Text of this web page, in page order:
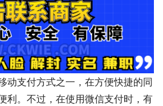
动支付方式之一，在方便快捷的同
利。不过，在使用微信支付时，有